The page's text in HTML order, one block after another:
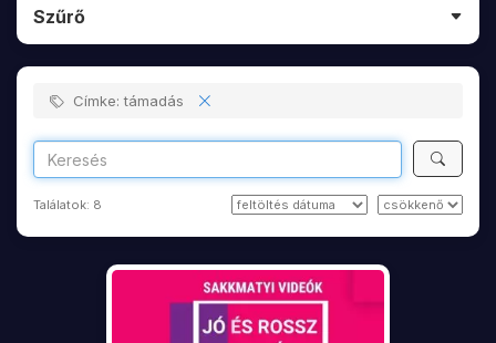
Szűrő
Címke: támadás
Találatok: 8